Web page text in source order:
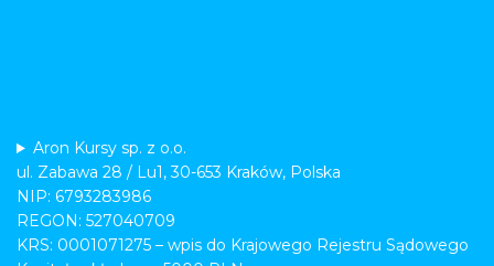
Aron Kursy sp. z o.o.
ul. Zabawa 28 / Lu1, 30-653 Kraków, Polska
NIP: 6793283986
REGON: 527040709
KRS: 0001071275 – wpis do Krajowego Rejestru Sądowego